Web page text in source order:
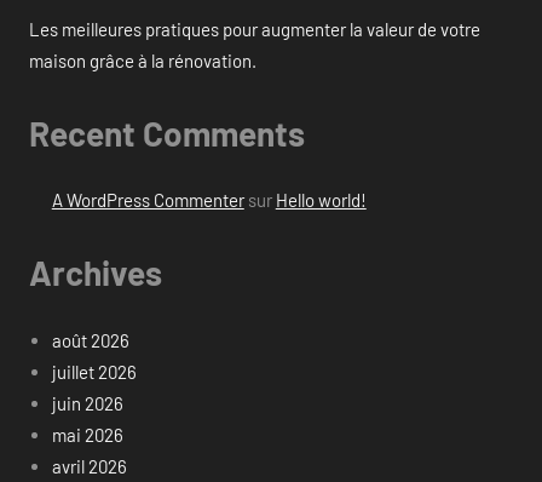
Les meilleures pratiques pour augmenter la valeur de votre
maison grâce à la rénovation.
Recent Comments
A WordPress Commentersur Hello world!
Archives
août 2026
juillet 2026
juin 2026
mai 2026
avril 2026